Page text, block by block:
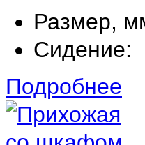
Размер,
Сидение:
Подробнее